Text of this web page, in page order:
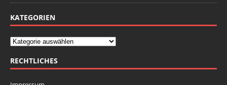
KATEGORIEN
RECHTLICHES